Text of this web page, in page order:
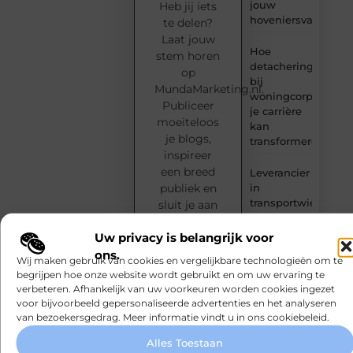
Uw privacy is belangrijk voor
ons.
Wij maken gebruik van cookies en vergelijkbare technologieën om te
begrijpen hoe onze website wordt gebruikt en om uw ervaring te
verbeteren. Afhankelijk van uw voorkeuren worden cookies ingezet
voor bijvoorbeeld gepersonaliseerde advertenties en het analyseren
van bezoekersgedrag. Meer informatie vindt u in ons cookiebeleid.
Alles Toestaan
jouw
Hoe
detachering
bij
woningcorporaties
je carrière
kan
transformeren
Leverancier
in
transportwielen
met
technisch
Waarom
watersnijden
steeds
populairder
Heb jij iets
te delen?
Laat jouw
stem horen
op
MundaMarketing.nl.
Publiceer
moeiteloos
je blogs,
inspireer
een breed
publiek en
sluit je aan
groeiende
community
van
creatieve
denkers en
schrijvers.
Start